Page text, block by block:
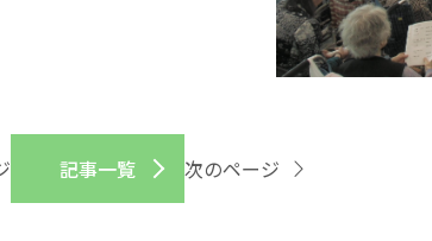
記事一覧 次のページ